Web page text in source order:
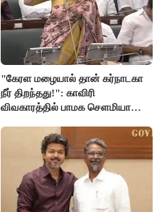
"கேரள மழையால் தான் கர்நாடகா
நீர் திறந்தது!": காவிரி
விவகாரத்தில் பாமக சௌமியா